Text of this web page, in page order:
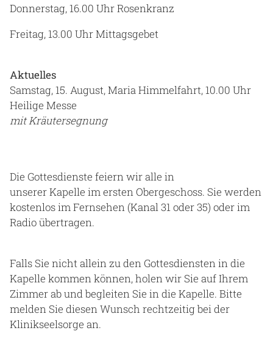
Donnerstag, 16.00 Uhr Rosenkranz
Freitag, 13.00 Uhr Mittagsgebet
Aktuelles
Samstag, 15. August, Maria Himmelfahrt, 10.00 Uhr
Heilige Messe
mit Kräutersegnung
Die Gottesdienste feiern wir alle in
unserer Kapelle im ersten Obergeschoss. Sie werden
kostenlos im Fernsehen (Kanal 31 oder 35) oder im
Radio übertragen.
Falls Sie nicht allein zu den Gottesdiensten in die
Kapelle kommen können, holen wir Sie auf Ihrem
Zimmer ab und begleiten Sie in die Kapelle. Bitte
melden Sie diesen Wunsch rechtzeitig bei der
Klinikseelsorge an.